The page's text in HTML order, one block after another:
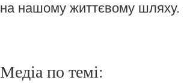
на нашому життєвому шляху.
Медіа по темі: